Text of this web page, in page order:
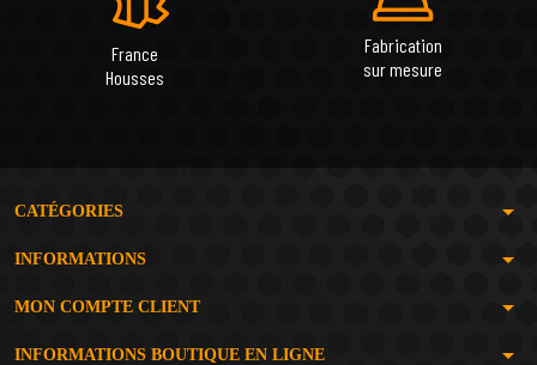
France
Housses
Fabrication
sur mesure
CATÉGORIES arrow_drop_down
INFORMATIONS arrow_drop_down
MON COMPTE CLIENT arrow_drop_down
INFORMATIONS BOUTIQUE EN LIGNE arrow_drop_down